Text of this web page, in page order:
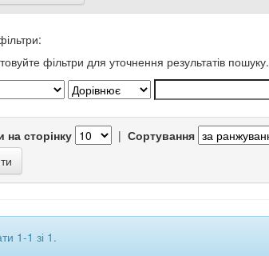
фільтри для уточнення результатів пошуку.
на сторінку | Сортування
1-1 зі 1.